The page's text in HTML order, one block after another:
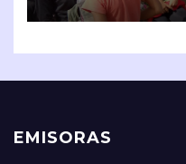
EMISORAS